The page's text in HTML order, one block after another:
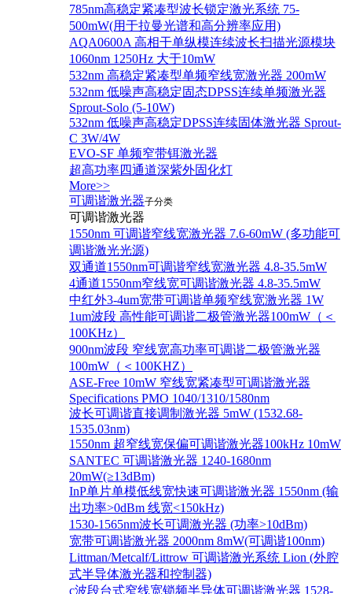
785nm高稳定紧凑型波长锁定激光系统 75-
500mW(用于拉曼光谱和高分辨率应用)
AQA0600A 高相干单纵模连续波长扫描光源模块
1060nm 1250Hz 大于10mW
532nm 高稳定紧凑型单频窄线宽激光器 200mW
532nm 低噪声高稳定固态DPSS连续单频激光器
Sprout‐Solo (5-10W)
532nm 低噪声高稳定DPSS连续固体激光器 Sprout-
C 3W/4W
EVO-SF 单频窄带铒激光器
超高功率四通道深紫外固化灯
More>>
可调谐激光器子分类
可调谐激光器
1550nm 可调谐窄线宽激光器 7.6-60mW (多功能可
调谐激光光源)
双通道1550nm可调谐窄线宽激光器 4.8-35.5mW
4通道1550nm窄线宽可调谐激光器 4.8-35.5mW
中红外3-4um宽带可调谐单频窄线宽激光器 1W
1um波段 高性能可调谐二极管激光器100mW（＜
100KHz）
900nm波段 窄线宽高功率可调谐二极管激光器
100mW（＜100KHZ）
ASE-Free 10mW 窄线宽紧凑型可调谐激光器
Specifications PMO 1040/1310/1580nm
波长可调谐直接调制激光器 5mW (1532.68-
1535.03nm)
1550nm 超窄线宽保偏可调谐激光器100kHz 10mW
SANTEC 可调谐激光器 1240-1680nm
20mW(≥13dBm)
InP单片单模低线宽快速可调谐激光器 1550nm (输
出功率>0dBm 线宽<150kHz)
1530-1565nm波长可调激光器 (功率>10dBm)
宽带可调谐激光器 2000nm 8mW(可调谐100nm)
Littman/Metcalf/Littrow 可调谐激光系统 Lion (外腔
式半导体激光器和控制器)
c波段台式窄线宽锁频半导体可调谐激光器 1528-